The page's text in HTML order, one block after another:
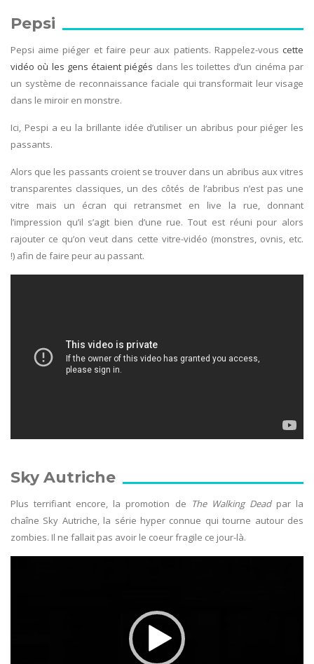
Pepsi
Pepsi aime piéger et faire peur aux patients. Rappelez-vous cette
vidéo où les gens étaient piégés dans les toilettes d’un cinéma par
un système de reconnaissance faciale qui transformait leur visage
dans le miroir en monstre.
Ici, Pespi a eu la brillante idée d’utiliser un abribus pour piéger les
passants.
Alors que les passants croient se trouver dans un abribus aux vitres
transparentes classiques, un des côtés de l’abribus n’est pas une
vitre mais un écran qui retransmet en live la rue, donnant
l’impression qu’il s’agit bien d’une rue. Tout est réuni pour alors
rajouter ce qu’on veut dans cette vitre-vidéo (monstres, ovnis, etc.
!) afin de faire peur au passant.
Sky Autriche
Plus terrifiant encore, la promotion de The Walking Deadpar la
chaîne Sky Autriche, la série hyper connue qui tourne autour des
zombies. Il ne fallait pas avoir le coeur fragile ce jour-là.